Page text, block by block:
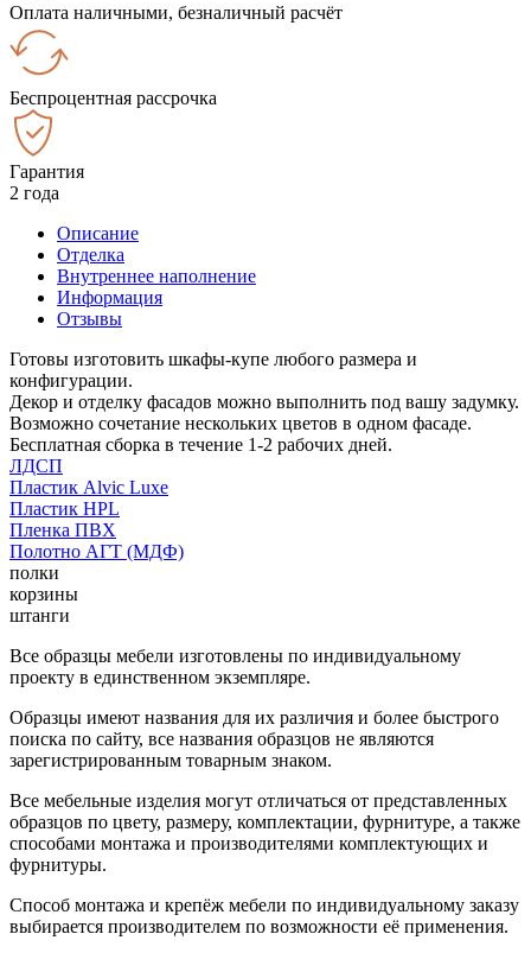
Оплата наличными, безналичный расчёт
Беспроцентная рассрочка
Гарантия
2 года
Описание
Отделка
Внутреннее наполнение
Информация
Отзывы
Готовы изготовить шкафы-купе любого размера и
конфигурации.
Декор и отделку фасадов можно выполнить под вашу задумку.
Возможно сочетание нескольких цветов в одном фасаде.
Бесплатная сборка в течение 1-2 рабочих дней.
ЛДСП
Пластик Alvic Luxe
Пластик HPL
Пленка ПВХ
Полотно АГТ (МДФ)
полки
корзины
штанги
Все образцы мебели изготовлены по индивидуальному
проекту в единственном экземпляре.
Образцы имеют названия для их различия и более быстрого
поиска по сайту, все названия образцов не являются
зарегистрированным товарным знаком.
Все мебельные изделия могут отличаться от представленных
образцов по цвету, размеру, комплектации, фурнитуре, а также
способами монтажа и производителями комплектующих и
фурнитуры.
Способ монтажа и крепёж мебели по индивидуальному заказу
выбирается производителем по возможности её применения.